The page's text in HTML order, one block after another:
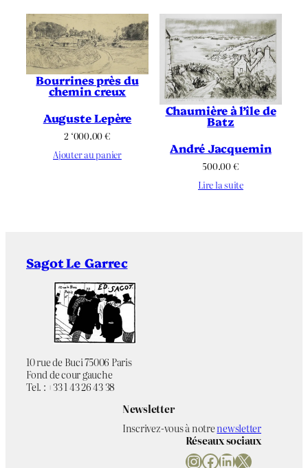
Bourrines près du
chemin creux
Auguste Lepère
2 ‘000.00€
Ajouter au panier
Chaumière à l’île de
Batz
André Jacquemin
500.00€
Lire la suite
Sagot Le Garrec
10 rue de Buci 75006 Paris
Fond de cour gauche
Tel. : +33 1 43 26 43 38
Newsletter
Inscrivez-vous à notrenewsletter
Réseaux sociaux
InstagramFacebook LinkedIn X